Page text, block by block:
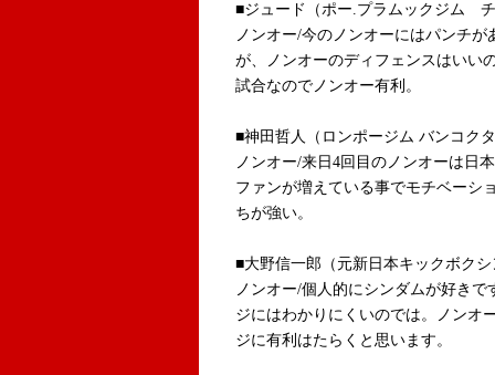
■ジュード（ポー.プラムックジム
ノンオー/今のノンオーにはパンチ
が、ノンオーのディフェンスはいい
試合なのでノンオー有利。
■神田哲人（ロンポージム バンコク
ノンオー/来日4回目のノンオーは日
ファンが増えている事でモチベーシ
ちが強い。
■大野信一郎（元新日本キックボク
ノンオー/個人的にシンダムが好き
ジにはわかりにくいのでは。ノンオ
ジに有利はたらくと思います。